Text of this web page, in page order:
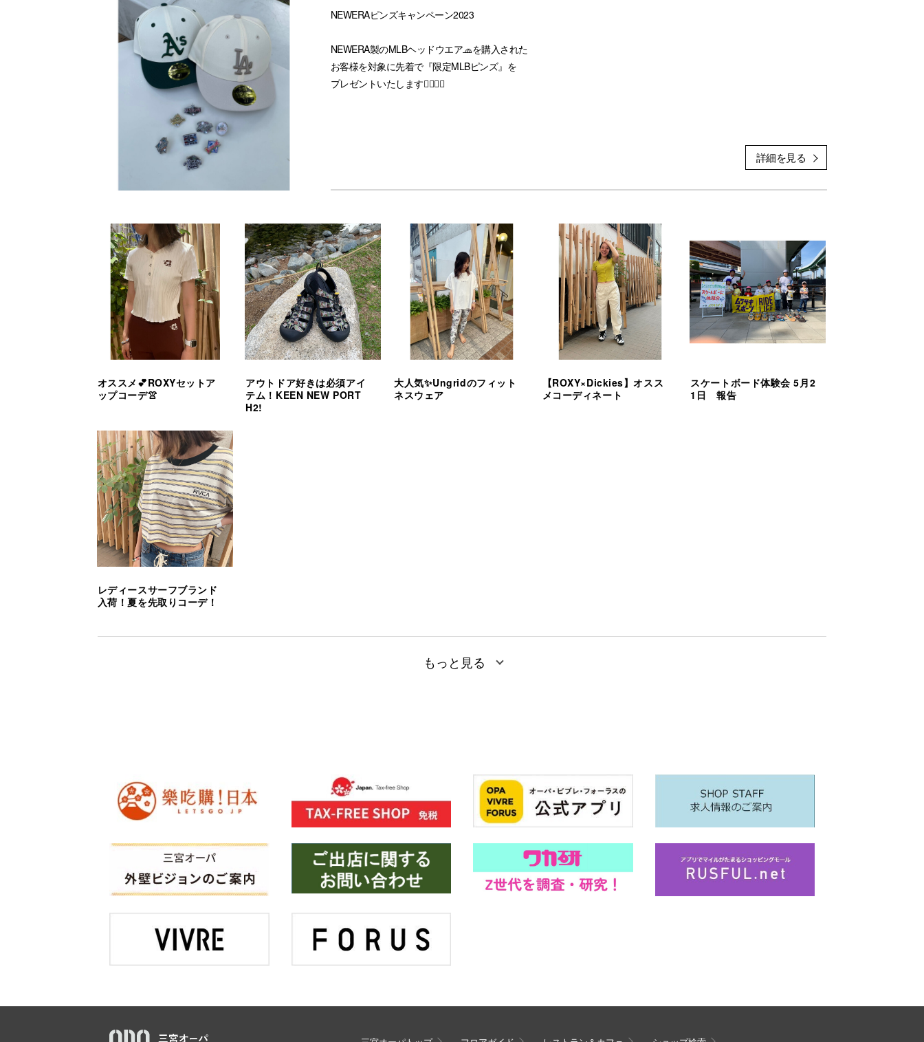
NEWERAピンズキャンペーン2023
NEWERA製のMLBヘッドウエア🧢を購入された
お客様を対象に先着で『限定MLBピンズ』を
プレゼントいたします❤️‍🔥❤️‍🔥
ムラサキスポーツ 神戸三宮オーパ店
open11:00〜close21:00
#ムラサキスポーツ #ムラサキスポーツ神戸三宮オーパ店 #ムラスポ #murasakisports #muraspo #newera #neweracap
オススメ💕ROXYセットア
ップコーデ👚
アウトドア好きは必須アイ
テム！KEEN NEW PORT
H2!
大人気✨Ungridのフィット
ネスウェア
【ROXY×Dickies】オスス
メコーディネート
スケートボード体験会 5月2
1日 報告
レディースサーフブランド
入荷！夏を先取りコーデ！
もっと見る